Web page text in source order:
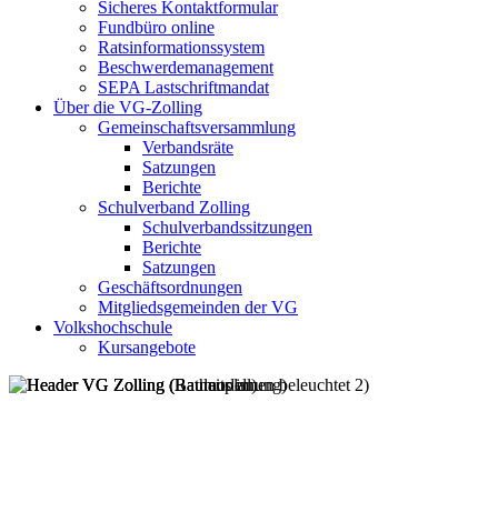
Sicheres Kontaktformular
Fundbüro online
Ratsinformationssystem
Beschwerdemanagement
SEPA Lastschriftmandat
Über die VG-Zolling
Gemeinschaftsversammlung
Verbandsräte
Satzungen
Berichte
Schulverband Zolling
Schulverbandssitzungen
Berichte
Satzungen
Geschäftsordnungen
Mitgliedsgemeinden der VG
Volkshochschule
Kursangebote